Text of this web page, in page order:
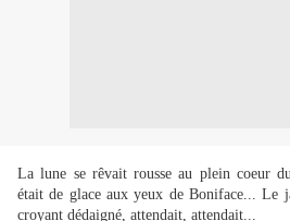
La lune se rêvait rousse au plein coeur
était de glace aux yeux de Boniface... Le
croyant dédaigné, attendait, attendait...